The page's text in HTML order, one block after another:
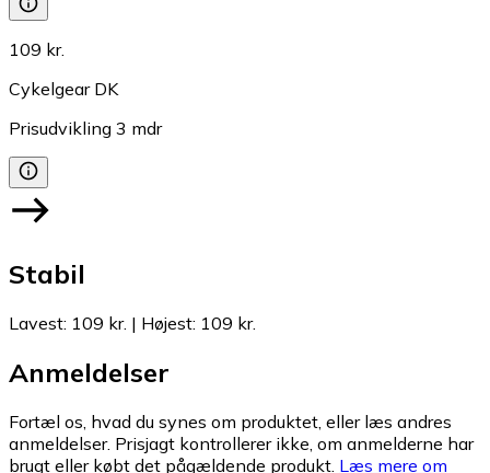
109 kr.
Cykelgear DK
Prisudvikling 3 mdr
Stabil
Lavest: 109 kr. | Højest: 109 kr.
Anmeldelser
Fortæl os, hvad du synes om produktet, eller læs andres
anmeldelser. Prisjagt kontrollerer ikke, om anmelderne har
brugt eller købt det pågældende produkt. Læs mere om